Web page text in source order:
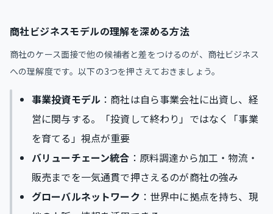
商社ビジネスモデルの理解を深める方法
商社のケース面接で他の候補者と差をつけるのが、商社ビジネス
への理解度です。以下の3つを押さえておきましょう。
事業投資モデル ：商社は自ら事業会社に出資し、経
営に関与する。「投資して終わり」ではなく「事業
を育てる」視点が重要
バリューチェーン統合 ：原料調達から加工・物流・
販売までを一気通貫で押さえるのが商社の強み
グローバルネットワーク ：世界中に拠点を持ち、現